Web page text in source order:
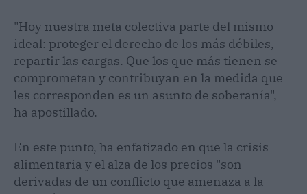
"Hoy nuestra meta colectiva parte del mismo
ideal: proteger el derecho de los más débiles,
repartir las cargas. Que los que más tienen se
comprometan y contribuyan en la medida que
les corresponden es un asunto de soberanía",
ha apostillado.
En este punto, ha enfatizado en que la crisis
alimentaria y el alza de los precios "son
derivadas de un conflicto que amenaza a la